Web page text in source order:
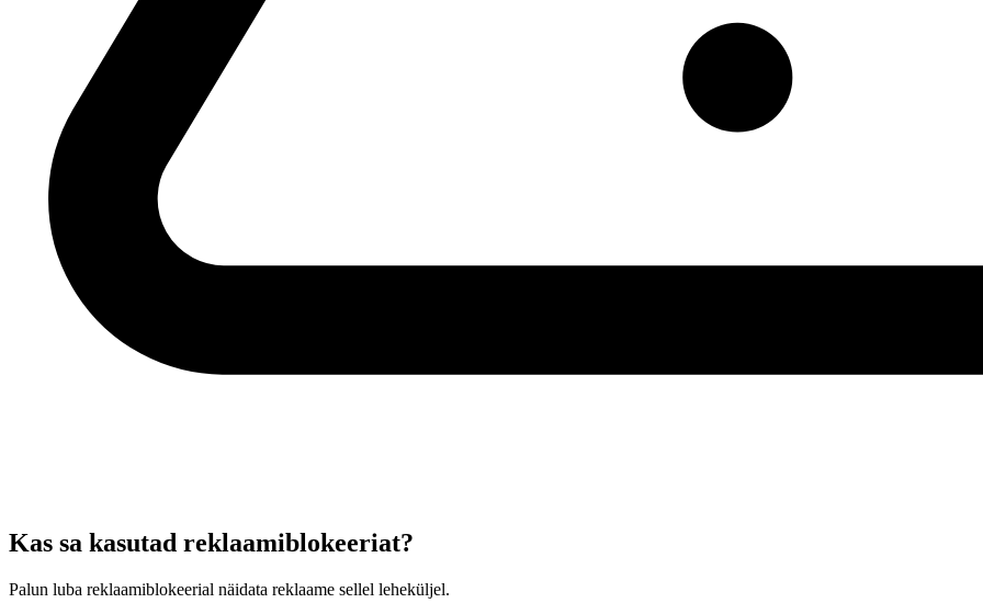
Kas sa kasutad reklaamiblokeeriat?
Palun luba reklaamiblokeerial näidata reklaame sellel leheküljel.